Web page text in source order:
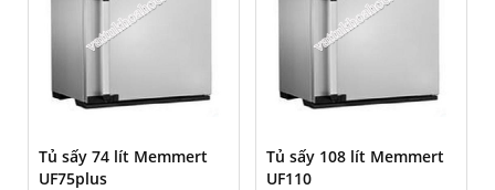
Tủ sấy 74 lít Memmert
UF75plus
Tủ sấy 108 lít Memmert
UF110